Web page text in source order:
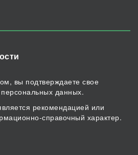
вы подтверждаете свое
данных.
рекомендацией или
справочный характер.